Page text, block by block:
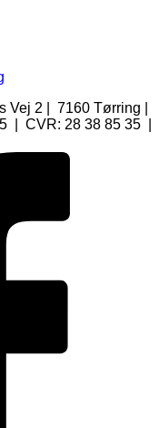
Vej 2 | 7160 Tørring |
| CVR: 28 38 85 35 |